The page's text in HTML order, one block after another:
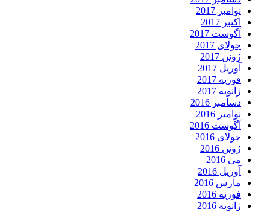
نوامبر 2017
اکتبر 2017
آگوست 2017
جولای 2017
ژوئن 2017
آوریل 2017
فوریه 2017
ژانویه 2017
دسامبر 2016
نوامبر 2016
آگوست 2016
جولای 2016
ژوئن 2016
می 2016
آوریل 2016
مارس 2016
فوریه 2016
ژانویه 2016